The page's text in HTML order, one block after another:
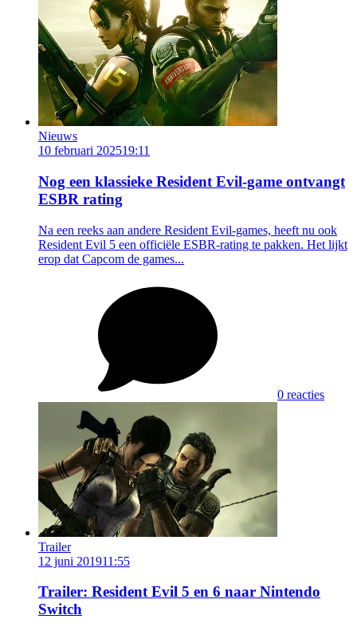
Nieuws
10 februari 202519:11
Nog een klassieke Resident Evil-game ontvangt
ESBR rating
Na een reeks aan andere Resident Evil-games, heeft nu ook
Resident Evil 5 een officiële ESBR-rating te pakken. Het lijkt
erop dat Capcom de games...
0 reacties
Trailer
12 juni 201911:55
Trailer: Resident Evil 5 en 6 naar Nintendo
Switch